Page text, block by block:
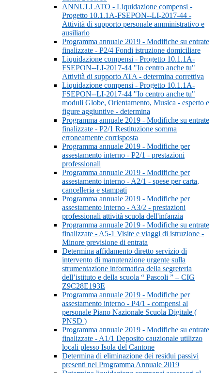
ANNULLATO - Liquidazione compensi -
Progetto 10.1.1A-FSEPON--LI-2017-44 -
Attività di supporto personale amministrativo e
ausiliario
Programma annuale 2019 - Modifiche su entrate
finalizzate - P2/4 Fondi istruzione domiciliare
Liquidazione compensi - Progetto 10.1.1A-
FSEPON--LI-2017-44 "Io centro anche tu"
Attività di supporto ATA - determina correttiva
Liquidazione compensi - Progetto 10.1.1A-
FSEPON--LI-2017-44 "Io centro anche tu"
moduli Globe, Orientamento, Musica - esperto e
figure aggiuntive - determina
Programma annuale 2019 - Modifiche su entrate
finalizzate - P2/1 Restituzione somma
erroneamente corrisposta
Programma annuale 2019 - Modifiche per
assestamento interno - P2/1 - prestazioni
professionali
Programma annuale 2019 - Modifiche per
assestamento interno - A2/1 - spese per carta,
cancelleria e stampati
Programma annuale 2019 - Modifiche per
assestamento interno - A3/2 - prestazioni
professionali attività scuola dell'infanzia
Programma annuale 2019 - Modifiche su entrate
finalizzate - A5-1 Visite e viaggi di istruzione -
Minore previsione di entrata
Determina affidamento diretto servizio di
intervento di manutenzione urgente sulla
strumentazione informatica della segreteria
dell’istituto e della scuola “ Pascoli ” – CIG
Z9C28E193E
Programma annuale 2019 - Modifiche per
assestamento interno - P4/1 - compensi al
personale Piano Nazionale Scuola Digitale (
PNSD )
Programma annuale 2019 - Modifiche su entrate
finalizzate - A1/1 Deposito cauzionale utilizzo
locali plesso Isola del Cantone
Determina di eliminazione dei residui passivi
presenti nel Programma Annuale 2019